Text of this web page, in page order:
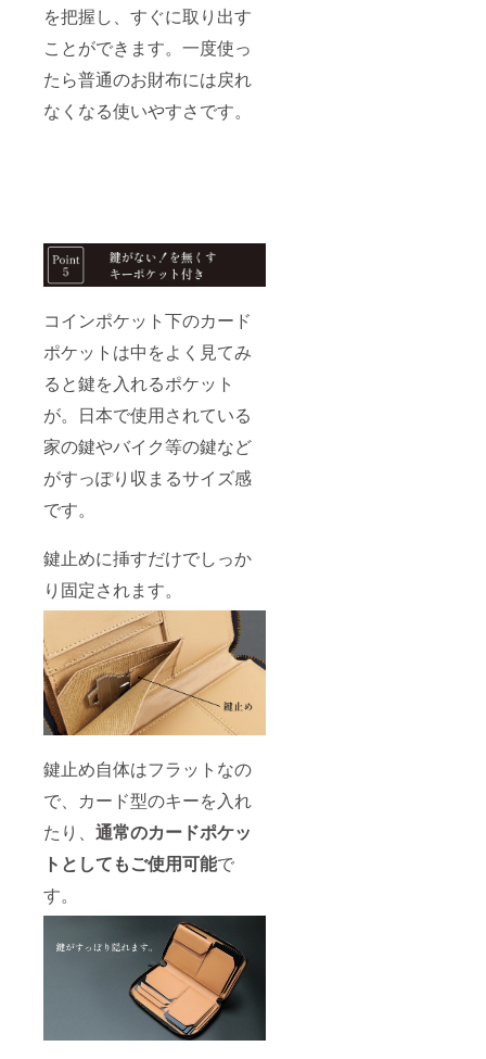
を把握し、すぐに取り出す
ことができます。一度使っ
たら普通のお財布には戻れ
なくなる使いやすさです。
コインポケット下のカード
ポケットは中をよく見てみ
ると鍵を入れるポケット
が。日本で使用されている
家の鍵やバイク等の鍵など
がすっぽり収まるサイズ感
です。
鍵止めに挿すだけでしっか
り固定されます。
鍵止め自体はフラットなの
で、カード型のキーを入れ
たり、 通常のカードポケッ
トとしてもご使用可能で
す。